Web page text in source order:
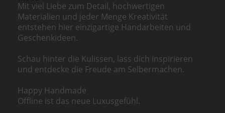
Mit viel Liebe zum Detail, hochwertigen
Materialien und jeder Menge Kreativität
entstehen hier einzigartige Handarbeiten und
Geschenkideen.
Schau hinter die Kulissen, lass dich inspirieren
und entdecke die Freude am Selbermachen.
Happy Handmade
Offline ist das neue Luxusgefühl.